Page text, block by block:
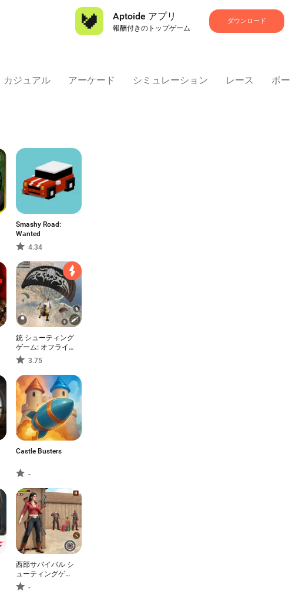
Aptoide アプリ
報酬付きのトップゲーム
ダウンロード
カジュアル アーケード シミュレーション レース ボード
Smashy Road:
Wanted
4.34
銃 シューティング
ゲーム: オフライ
ン アクションゲー
ム
3.75
Castle Busters
-
西部サバイバル シ
ューティングゲー
ム
-